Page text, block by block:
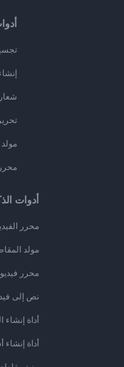
أدوات
محرر
مولد
محرر
نص إلى
أداة إنشاء
أداة